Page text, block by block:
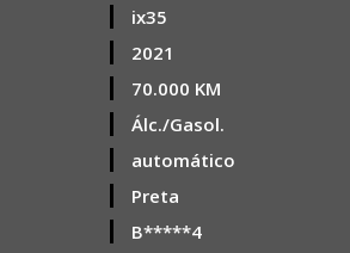
ix35
2021
70.000 KM
Álc./Gasol.
automático
Preta
B*****4